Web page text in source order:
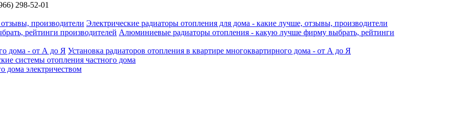
298-52-01
Электрические радиаторы отопления для дома - какие лучше, отзывы, производители
Алюминиевые радиаторы отопления - какую лучше фирму выбрать, рейтинги
Установка радиаторов отопления в квартире многоквартирного дома - от А до Я
системы отопления частного дома
дома электричеством